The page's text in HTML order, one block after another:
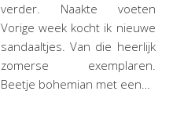
verder. Naakte voeten
Vorige week kocht ik nieuwe
sandaaltjes. Van die heerlijk
zomerse exemplaren.
Beetje bohemian met een…